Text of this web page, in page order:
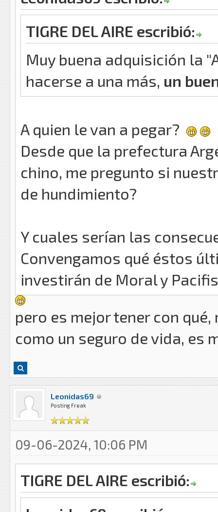
TIGRE DEL AIRE escribió:
Muy buena adquisición la
hacerse a una más, un
A quien le van a pegar?
Desde que la prefectura
chino, me pregunto si
de hundimiento?
Y cuales serían las
Convengamos qué éstos
investirán de Moral y
pero es mejor tener con
como un seguro de vida,
Leonidas69
Posting Freak
09-06-2024, 10:06 PM
TIGRE DEL AIRE escribió: